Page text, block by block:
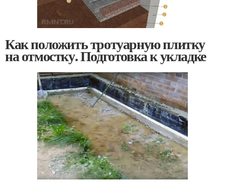
Как положить тротуарную плитку
на отмостку. Подготовка к укладке